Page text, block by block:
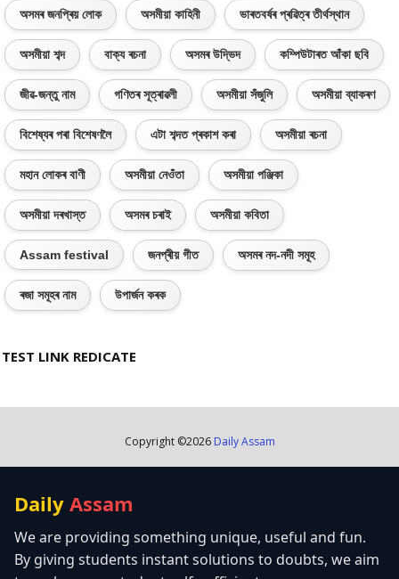
অসমৰ জনপ্ৰিয় লোক অসমীয়া কাহিনী ভাৰতবৰ্ষৰ প্ৰৱিত্ৰ তীৰ্থস্থান
অসমীয়া শব্দ বাক্য ৰচনা অসমৰ উদ্ভিদ কম্পিউটাৰত আঁকা ছবি
জীৱ-জন্তু নাম গণিতৰ সূত্ৰাৱলী অসমীয়া সঁজুলি অসমীয়া ব্যাকৰণ
বিশেষ্যৰ পৰা বিশেষণলৈ এটা শব্দত প্ৰকাশ কৰা অসমীয়া ৰচনা
মহান লোকৰ বাণী অসমীয়া নেওঁতা অসমীয়া পঞ্জিকা
অসমীয়া দৰখাস্ত অসমৰ চৰাই অসমীয়া কবিতা
Assam festival জনপ্ৰীয় গীত অসমৰ নদ-নদী সমূহ
ৰজা সমূহৰ নাম উপাৰ্জন কৰক
TEST LINK REDICATE
Copyright ©2026 Daily Assam
Daily Assam
We are providing something unique, useful and fun.
By giving students instant solutions to doubts, we aim